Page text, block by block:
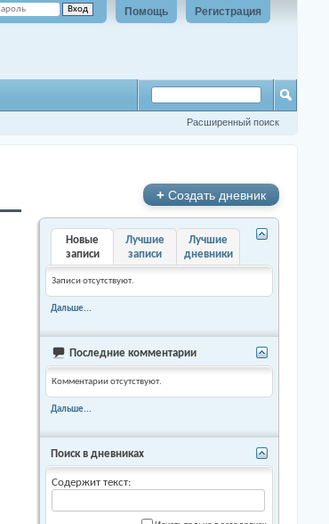
Регистрация
Помощь
Расширенный поиск
+ Создать дневник
Новые
записи
Лучшие
записи
Лучшие
дневники
Записи отсутствуют.
Дальше...
Последние комментарии
Комментарии отсутствуют.
Дальше...
Поиск в дневниках
Содержит текст: